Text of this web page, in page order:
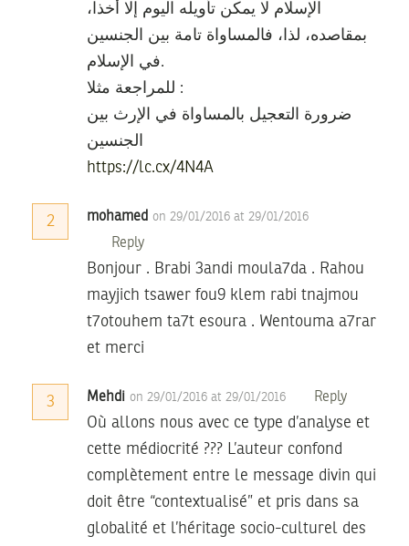
،الإسلام لا يمكن تأويله اليوم إلا أخذا
بمقاصده، لذا، فالمساواة تامة بين الجنسين
في الإسلام.
للمراجعة مثلا :
ضرورة التعجيل بالمساواة في الإرث بين
الجنسين
https://lc.cx/4N4A
2 mohamed on 29/01/2016 at 29/01/2016
Reply
Bonjour . Brabi 3andi moula7da . Rahou
mayjich tsawer fou9 klem rabi tnajmou
t7otouhem ta7t esoura . Wentouma a7rar
et merci
3 Mehdi on 29/01/2016 at 29/01/2016 Reply
Où allons nous avec ce type d’analyse et
cette médiocrité ??? L’auteur confond
complètement entre le message divin qui
doit être “contextualisé” et pris dans sa
globalité et l’héritage socio-culturel des